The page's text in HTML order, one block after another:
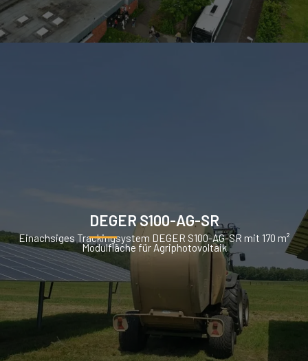
DEGER S100-AG-SR
Einachsiges Trackingsystem DEGER S100-AG-SR mit 170 m²
Modulfläche für Agriphotovoltaik